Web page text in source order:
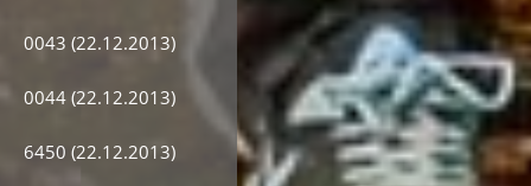
0043 (22.12.2013)
0044 (22.12.2013)
6450 (22.12.2013)